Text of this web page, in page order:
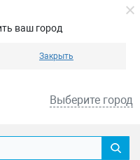
ваш город
Закрыть
Выберите город